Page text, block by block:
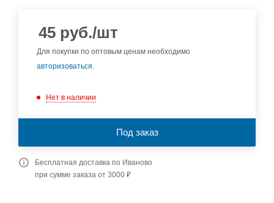
45 руб./шт
Для покупки по оптовым ценам необходимо
авторизоваться.
Нет в наличии
Под заказ
Бесплатная доставка по Иваново
при сумме заказа от 3000 ₽